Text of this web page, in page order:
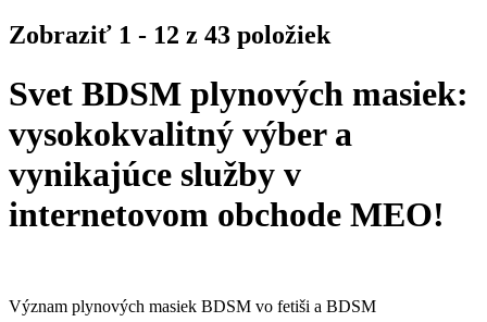
Zobraziť 1 - 12 z 43 položiek
Svet BDSM plynových masiek:
vysokokvalitný výber a
vynikajúce služby v
internetovom obchode MEO!
Význam plynových masiek BDSM vo fetiši a BDSM